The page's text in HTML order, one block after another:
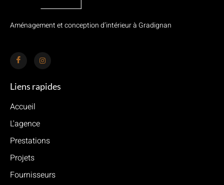
Aménagement et conception d’intérieur à Gradignan
Liens rapides
Accueil
L'agence
Prestations
Projets
Fournisseurs